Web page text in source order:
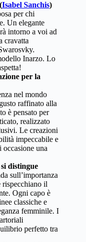
Isabel Sanchis)
per chi
Un elegante
intorno a voi ad
cravatta
Inarzo. Lo
per la
nel mondo
raffinato alla
è pensato per
realizzato
Le creazioni
impeccabile e
una
distingue
sull’importanza
rispecchiano il
Ogni capo è
classiche e
femminile. I
perfetto tra